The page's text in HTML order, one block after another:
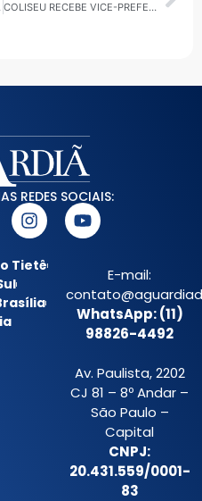
EM SÃO CAETANO COLISEU RECEBE VICE-PREFEITO ROGÉRIO TARENTO: BALANÇO DE 2025 E DESAFIOS PARA 2026 EM ITAQUAQUECETUBA
REDES SOCIAIS:
Tietê
E-mail:
WhatsApp: (11)
98826-4492
Av. Paulista, 2202
CJ 81 – 8º Andar –
São Paulo –
Capital
CNPJ:
20.431.559/0001-
83